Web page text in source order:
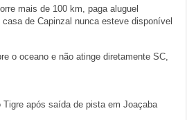
mais de 100 km, paga aluguel
de Capinzal nunca esteve disponível
o oceano e não atinge diretamente SC,
Tigre após saída de pista em Joaçaba